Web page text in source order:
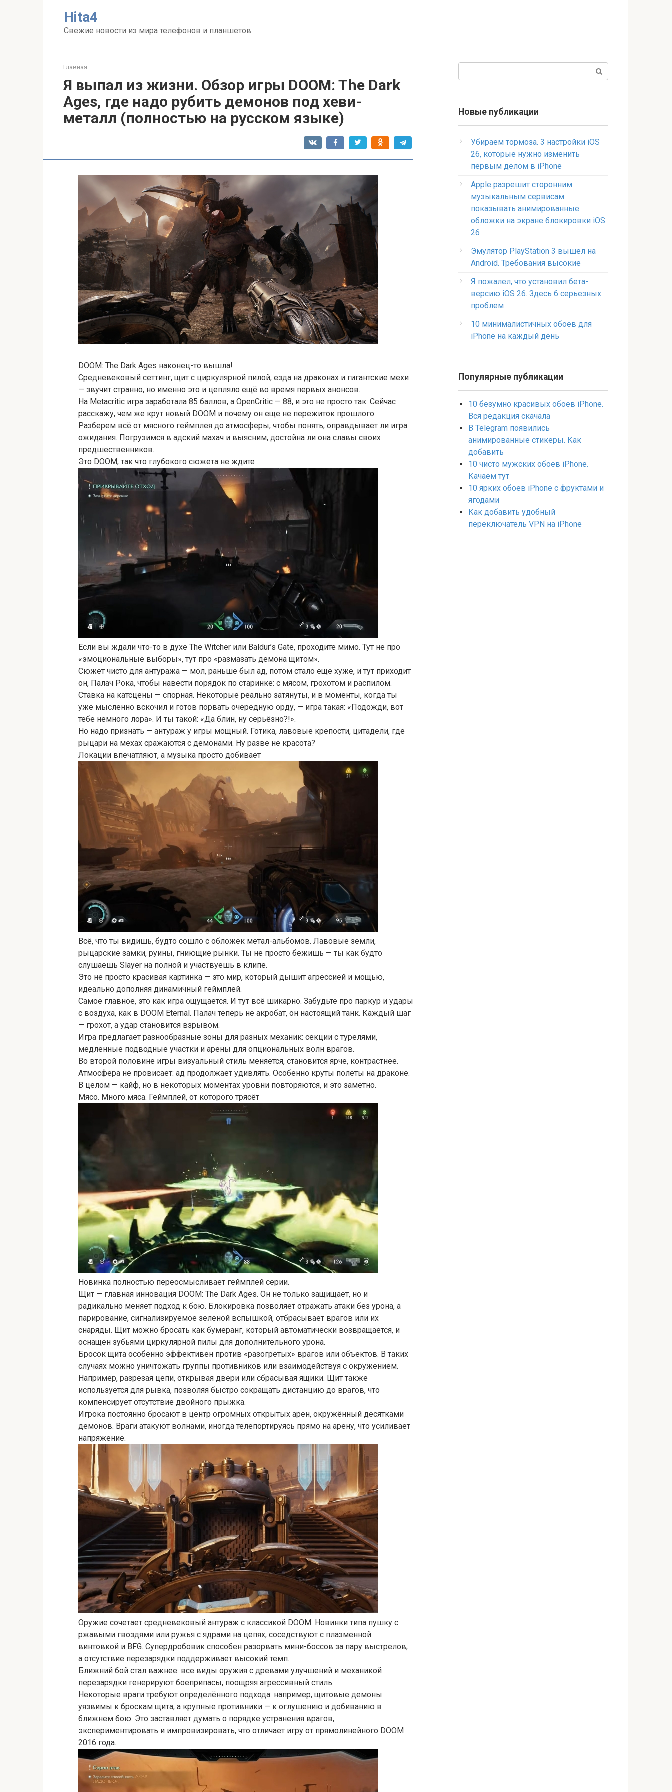
Нita4
Свежие новости из мира телефонов и планшетов
Главная
Я выпал из жизни. Обзор игры DOOM: The Dark
Ages, где надо рубить демонов под хеви-
металл (полностью на русском языке)
DOOM: The Dark Ages наконец-то вышла!
Средневековый сеттинг, щит с циркулярной пилой, езда на драконах и гигантские мехи
— звучит странно, но именно это и цепляло ещё во время первых анонсов.
На Metacritic игра заработала 85 баллов, а OpenCritic — 88, и это не просто так. Сейчас
расскажу, чем же крут новый DOOM и почему он еще не пережиток прошлого.
Разберем всё от мясного геймплея до атмосферы, чтобы понять, оправдывает ли игра
ожидания. Погрузимся в адский махач и выясним, достойна ли она славы своих
предшественников.
Это DOOM, так что глубокого сюжета не ждите
Если вы ждали что-то в духе The Witcher или Baldur’s Gate, проходите мимо. Тут не про
«эмоциональные выборы», тут про «размазать демона щитом».
Сюжет чисто для антуража — мол, раньше был ад, потом стало ещё хуже, и тут приходит
он, Палач Рока, чтобы навести порядок по старинке: с мясом, грохотом и распилом.
Ставка на катсцены — спорная. Некоторые реально затянуты, и в моменты, когда ты
уже мысленно вскочил и готов порвать очередную орду, — игра такая: «Подожди, вот
тебе немного лора». И ты такой: «Да блин, ну серьёзно?!».
Но надо признать — антураж у игры мощный. Готика, лавовые крепости, цитадели, где
рыцари на мехах сражаются с демонами. Ну разве не красота?
Локации впечатляют, а музыка просто добивает
Всё, что ты видишь, будто сошло с обложек метал-альбомов. Лавовые земли,
рыцарские замки, руины, гниющие рынки. Ты не просто бежишь — ты как будто
слушаешь Slayer на полной и участвуешь в клипе.
Это не просто красивая картинка — это мир, который дышит агрессией и мощью,
идеально дополняя динамичный геймплей.
Самое главное, это как игра ощущается. И тут всё шикарно. Забудьте про паркур и удары
с воздуха, как в DOOM Eternal. Палач теперь не акробат, он настоящий танк. Каждый шаг
— грохот, а удар становится взрывом.
Игра предлагает разнообразные зоны для разных механик: секции с турелями,
медленные подводные участки и арены для опциональных волн врагов.
Во второй половине игры визуальный стиль меняется, становится ярче, контрастнее.
Атмосфера не провисает: ад продолжает удивлять. Особенно круты полёты на драконе.
В целом — кайф, но в некоторых моментах уровни повторяются, и это заметно.
Мясо. Много мяса. Геймплей, от которого трясёт
Новинка полностью переосмысливает геймплей серии.
Щит — главная инновация DOOM: The Dark Ages. Он не только защищает, но и
радикально меняет подход к бою. Блокировка позволяет отражать атаки без урона, а
парирование, сигнализируемое зелёной вспышкой, отбрасывает врагов или их
снаряды. Щит можно бросать как бумеранг, который автоматически возвращается, и
оснащён зубьями циркулярной пилы для дополнительного урона.
Бросок щита особенно эффективен против «разогретых» врагов или объектов. В таких
случаях можно уничтожать группы противников или взаимодействуя с окружением.
Например, разрезая цепи, открывая двери или сбрасывая ящики. Щит также
используется для рывка, позволяя быстро сокращать дистанцию до врагов, что
компенсирует отсутствие двойного прыжка.
Игрока постоянно бросают в центр огромных открытых арен, окружённый десятками
демонов. Враги атакуют волнами, иногда телепортируясь прямо на арену, что усиливает
напряжение.
Оружие сочетает средневековый антураж с классикой DOOM. Новинки типа пушку с
ржавыми гвоздями или ружья с ядрами на цепях, соседствуют с плазменной
винтовкой и BFG. Супердробовик способен разорвать мини-боссов за пару выстрелов,
а отсутствие перезарядки поддерживает высокий темп.
Ближний бой стал важнее: все виды оружия с древами улучшений и механикой
перезарядки генерируют боеприпасы, поощряя агрессивный стиль.
Некоторые враги требуют определённого подхода: например, щитовые демоны
уязвимы к броскам щита, а крупные противники — к оглушению и добиванию в
ближнем бою. Это заставляет думать о порядке устранения врагов,
экспериментировать и импровизировать, что отличает игру от прямолинейного DOOM
2016 года.
Новые публикации
Убираем тормоза. 3 настройки iOS
26, которые нужно изменить
первым делом в iPhone
Apple разрешит сторонним
музыкальным сервисам
показывать анимированные
обложки на экране блокировки iOS
26
Эмулятор PlayStation 3 вышел на
Android. Требования высокие
Я пожалел, что установил бета-
версию iOS 26. Здесь 6 серьезных
проблем
10 минималистичных обоев для
iPhone на каждый день
Популярные публикации
10 безумно красивых обоев iPhone.
Вся редакция скачала
В Telegram появились
анимированные стикеры. Как
добавить
10 чисто мужских обоев iPhone.
Качаем тут
10 ярких обоев iPhone с фруктами и
ягодами
Как добавить удобный
переключатель VPN на iPhone